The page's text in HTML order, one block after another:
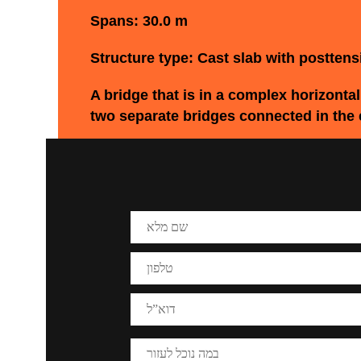
Spans: 30.0 m
Structure type: Cast slab with
A bridge that is in a complex
two separate bridges connected in